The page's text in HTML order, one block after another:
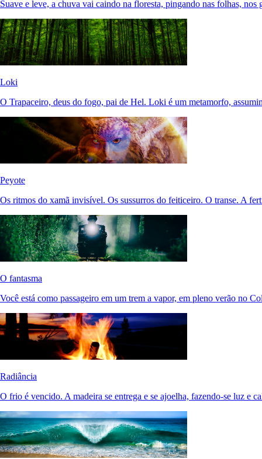
Suave e leve, a chuva vai caindo na floresta, pingando nas folhas, nos
Loki
O Trapaceiro, deus do fogo, pai de Hel. Loki é um metamorfo,
Peyote
Os ritmos do xamã invisível. Os sussurros do feiticeiro. O transe. A
O fantasma
Você está como passageiro em um trem a vapor, em pleno verão no
Radiância
O frio é vencido. A madeira se entrega e se ajoelha, fazendo-se luz e